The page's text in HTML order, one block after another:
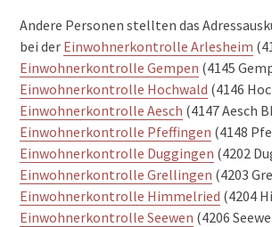
Andere Personen stellten das
bei der Einwohnerkontrolle Arlesheim
Einwohnerkontrolle Gempen (4145
Einwohnerkontrolle Hochwald (4146
Einwohnerkontrolle Aesch (4147 Aesch
Einwohnerkontrolle Pfeffingen (4148
Einwohnerkontrolle Duggingen (4202
Einwohnerkontrolle Grellingen (4203
Einwohnerkontrolle Himmelried (4204
Einwohnerkontrolle Seewen (4206